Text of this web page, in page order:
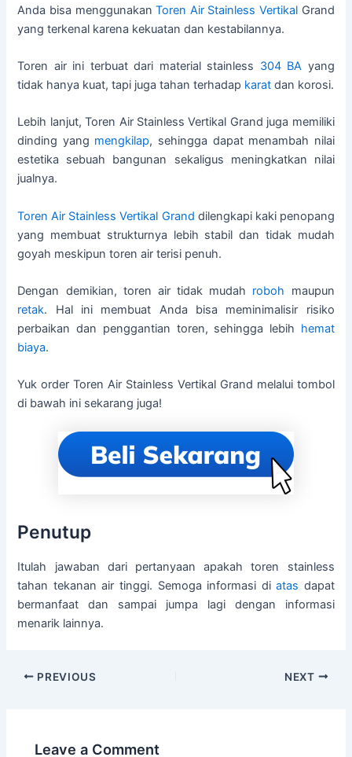
Anda bisa menggunakanToren Air Stainless VertikalGrand
yang terkenal karena kekuatan dan kestabilannya.
Toren air ini terbuat dari material stainless 304 BA yang
tidak hanya kuat, tapi juga tahan terhadap karat dan korosi.
Lebih lanjut, Toren Air Stainless Vertikal Grand juga memiliki
dinding yang mengkilap, sehingga dapat menambah nilai
estetika sebuah bangunan sekaligus meningkatkan nilai
jualnya.
Toren Air Stainless Vertikal Grand dilengkapi kaki penopang
yang membuat strukturnya lebih stabil dan tidak mudah
goyah meskipun toren air terisi penuh.
Dengan demikian, toren air tidak mudah roboh maupun
retak. Hal ini membuat Anda bisa meminimalisir risiko
perbaikan dan penggantian toren, sehingga lebih hemat
biaya.
Yuk order Toren Air Stainless Vertikal Grand melalui tombol
di bawah ini sekarang juga!
Penutup
Itulah jawaban dari pertanyaan apakah toren stainless
tahan tekanan air tinggi. Semoga informasi diatas dapat
bermanfaat dan sampai jumpa lagi dengan informasi
menarik lainnya.
PREVIOUS NEXT
Leave a Comment